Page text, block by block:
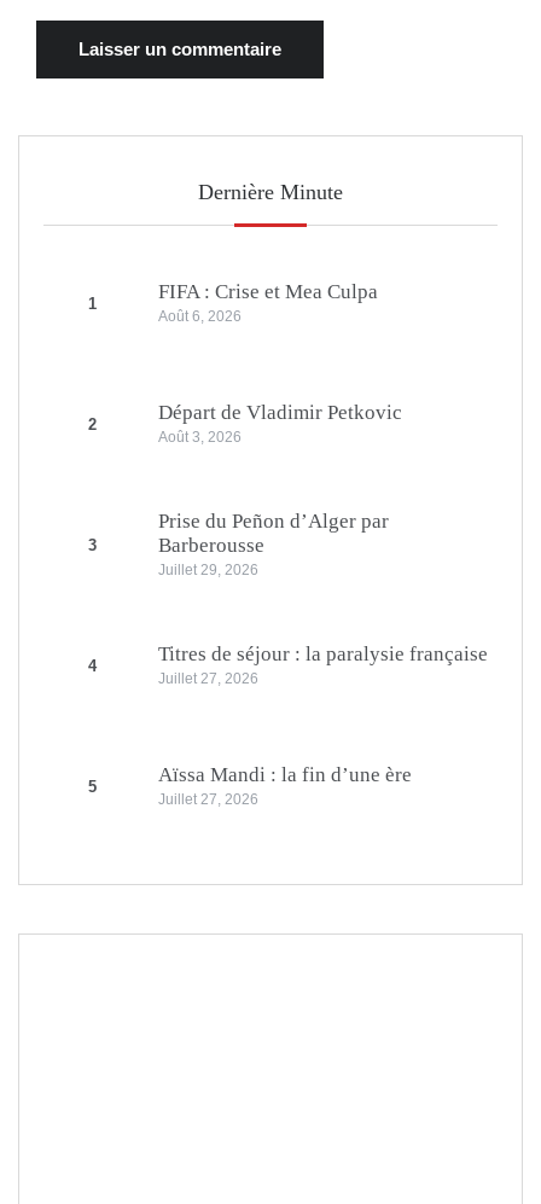
Dernière Minute
1
FIFA : Crise et Mea Culpa
Août 6, 2026
2
Départ de Vladimir Petkovic
Août 3, 2026
3
Prise du Peñon d’Alger par
Barberousse
Juillet 29, 2026
4
Titres de séjour : la paralysie française
Juillet 27, 2026
5
Aïssa Mandi : la fin d’une ère
Juillet 27, 2026